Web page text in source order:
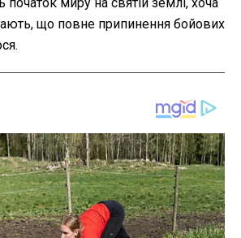
що повне припинення бойових